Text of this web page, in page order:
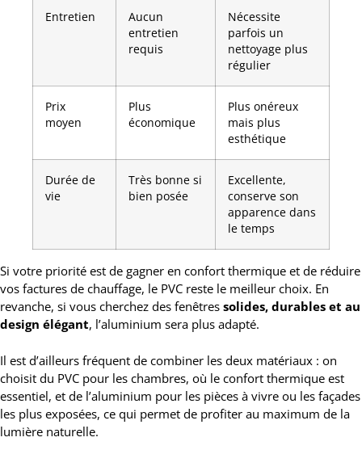
Entretien
Aucun
entretien
requis
Nécessite
parfois un
nettoyage plus
régulier
Prix
moyen
Plus
économique
Plus onéreux
mais plus
esthétique
Durée de
vie
Très bonne si
bien posée
Excellente,
conserve son
apparence dans
le temps
Si votre priorité est de gagner en confort thermique et de réduire
vos factures de chauffage, le PVC reste le meilleur choix. En
revanche, si vous cherchez des fenêtres solides, durables et au
design élégant, l’aluminium sera plus adapté.
Il est d’ailleurs fréquent de combiner les deux matériaux : on
choisit du PVC pour les chambres, où le confort thermique est
essentiel, et de l’aluminium pour les pièces à vivre ou les façades
les plus exposées, ce qui permet de profiter au maximum de la
lumière naturelle.